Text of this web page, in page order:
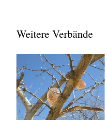
Weitere Verbände